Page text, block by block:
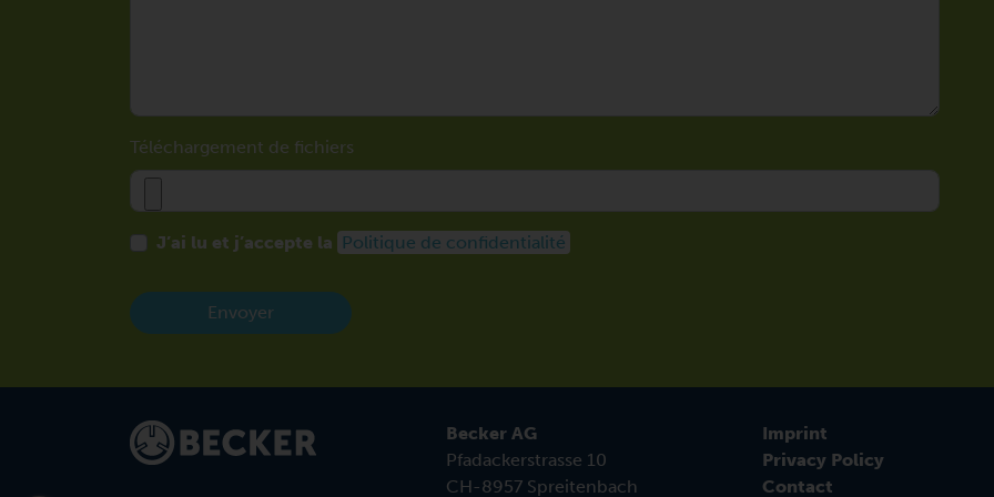
Téléchargement de fichiers
J’ai lu et j’accepte la Politique de confidentialité
Envoyer
Becker AG
Pfadackerstrasse 10
CH-8957 Spreitenbach
Imprint
Privacy Policy
Contact